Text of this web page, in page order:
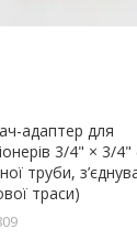
адаптер для
3/4" × 3/
труби,
траси)